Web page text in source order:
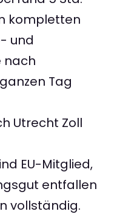
kompletten
und
nach
Tag
Utrecht Zoll
EU-Mitglied,
entfallen
vollständig.